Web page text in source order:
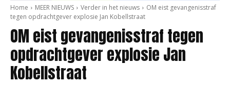
Home MEER NIEUWS Verder in het nieuws
OM eist gevangenisstraf
tegen opdrachtgever explosie Jan Kobellstraat
OM eist gevangenisstraf tegen
opdrachtgever explosie Jan
Kobellstraat